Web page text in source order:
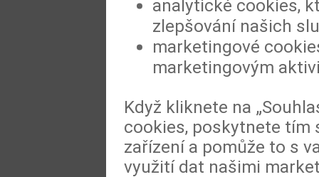
analytické cookies,
zlepšování našich
marketingové
marketingovým
Když kliknete na
cookies, poskytnete tím
zařízení a pomůže to s
využití dat našimi